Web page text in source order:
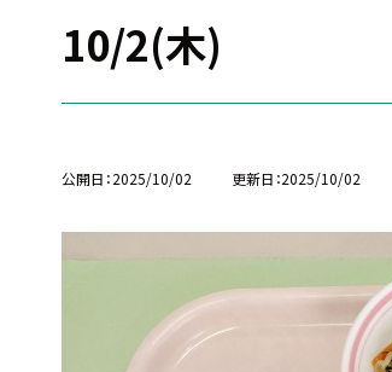
10/2(木)
公開日 2025/10/02 更新日 2025/10/02